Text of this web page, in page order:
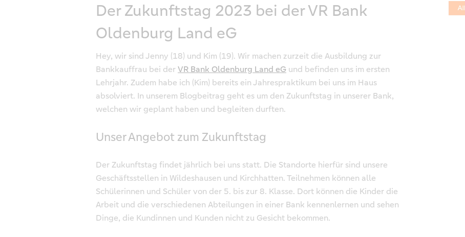
Der Zukunftstag 2023 bei der VR Bank
Oldenburg Land eG
Hey, wir sind Jenny (18) und Kim (19). Wir machen zurzeit die Ausbildung zur
Bankkauffrau bei derVR Bank Oldenburg Land eG und befinden uns im ersten
Lehrjahr. Zudem habe ich (Kim) bereits ein Jahrespraktikum bei uns im Haus
absolviert. In unserem Blogbeitrag geht es um den Zukunftstag in unserer Bank,
welchen wir geplant haben und begleiten durften.
Unser Angebot zum Zukunftstag
Der Zukunftstag findet jährlich bei uns statt. Die Standorte hierfür sind unsere
Geschäftsstellen in Wildeshausen und Kirchhatten. Teilnehmen können alle
Schülerinnen und Schüler von der 5. bis zur 8. Klasse. Dort können die Kinder die
Arbeit und die verschiedenen Abteilungen in einer Bank kennenlernen und sehen
Dinge, die Kundinnen und Kunden nicht zu Gesicht bekommen.